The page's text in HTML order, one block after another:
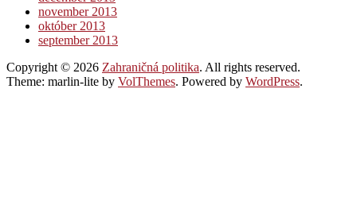
november 2013
október 2013
september 2013
Copyright © 2026 Zahraničná politika. All rights reserved.
Theme: marlin-lite by VolThemes. Powered by WordPress.